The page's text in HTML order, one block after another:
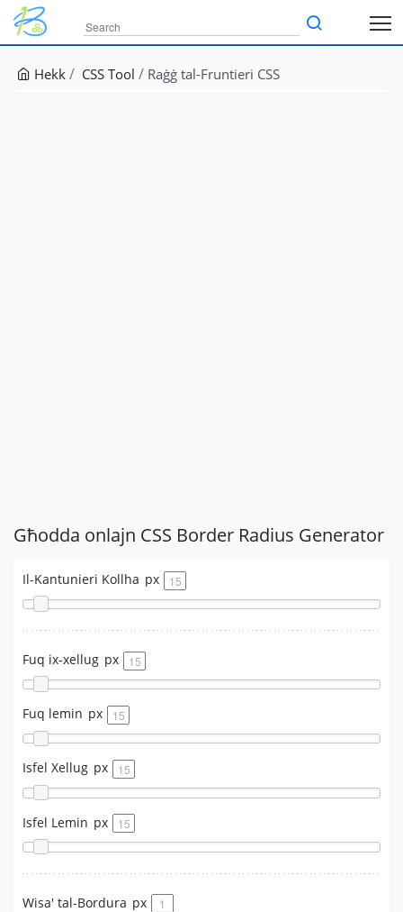
Hekk CSS Tool Raġġ tal-Fruntieri CSS
Għodda onlajn CSS Border Radius Generator
Il-Kantunieri Kollha px
Fuq ix-xellug px
Fuq lemin px
Isfel Xellug px
Isfel Lemin px
Wisa' tal-Bordura px